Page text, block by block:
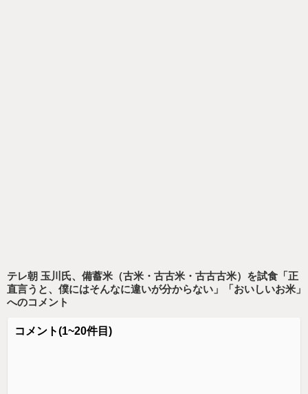
テレ朝 玉川氏、備蓄米（古米・古古米・古古古米）を試食「正
直言うと、僕にはそんなに違いが分からない」「おいしいお米」
へのコメント
コメント(1~20件目)